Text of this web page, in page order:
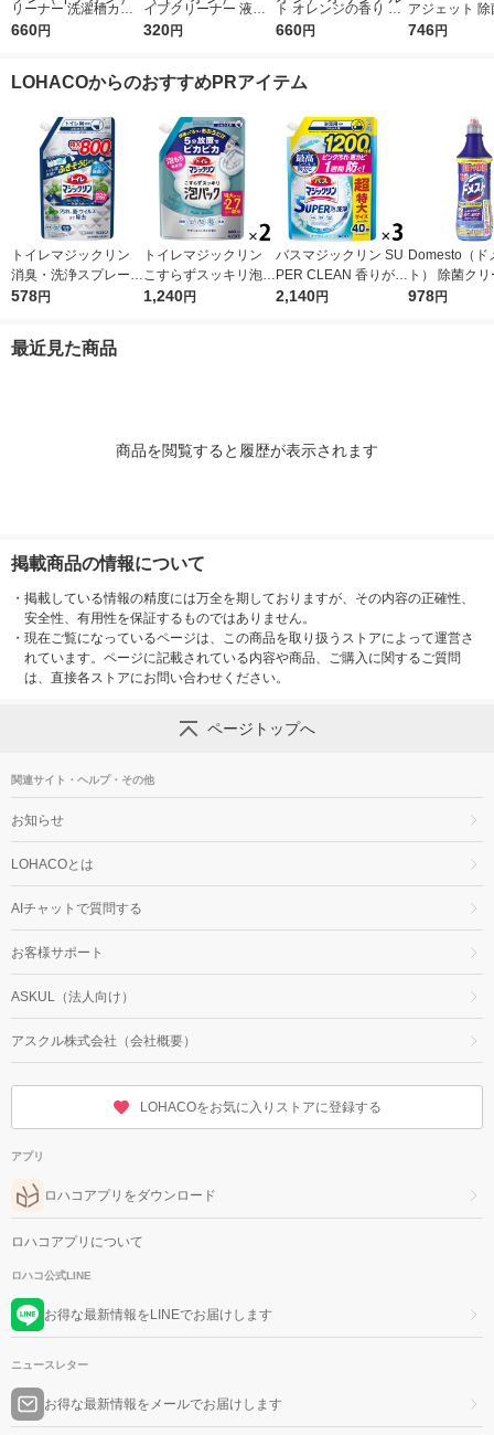
リーナー 洗濯槽カビ
キラー 液体タイプ 55
ョンソン（イチオシ）
660円
イプクリーナー 液体
タイプ 800g パイプ掃
（イチオシ）
320円
ト オレンジの香り フ
ァスナー付き 1セット
シ） オリジナル
660円
アジェット
ーバルクリア
746円
LOHACOからのおすすめPRアイテム
トイレマジックリン
消臭・洗浄スプレー
除菌・抗菌 クリーン
578円
トイレマジックリン
こすらずスッキリ泡パ
ック シトラスサボン
1,240円
バスマジックリン SU
PER CLEAN 香りが残
らない 詰め替え 超特
2,140円
Domesto（ド
ト） 除菌ク
本体 500ml
978円
最近見た商品
商品を閲覧すると履歴が表示されます
掲載商品の情報について
・ 掲載している情報の精度には万全を期しておりますが、その内容の正確性、
安全性、有用性を保証するものではありません。
・ 現在ご覧になっているページは、この商品を取り扱うストアによって運営さ
れています。ページに記載されている内容や商品、ご購入に関するご質問
は、直接各ストアにお問い合わせください。
ページトップへ
関連サイト・ヘルプ・その他
お知らせ
LOHACOとは
AIチャットで質問する
お客様サポート
ASKUL（法人向け）
アスクル株式会社（会社概要）
LOHACOをお気に入りストアに登録する
アプリ
ロハコアプリをダウンロード
ロハコアプリについて
ロハコ公式LINE
お得な最新情報をLINEでお届けします
ニュースレター
お得な最新情報をメールでお届けします